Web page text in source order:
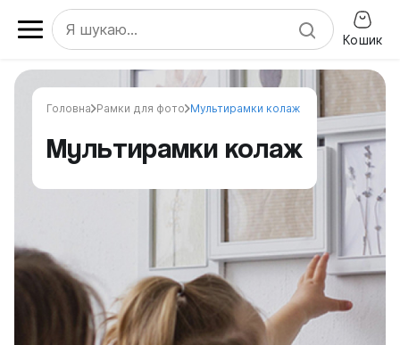
Кошик
Головна Рамки для фото Мультирамки колаж
Мультирамки колаж